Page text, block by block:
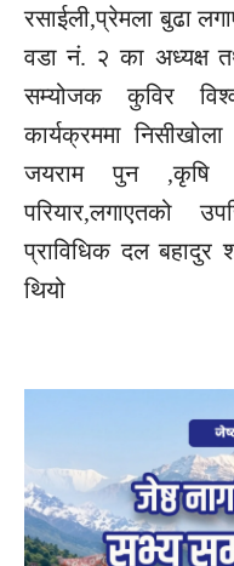
रसाईली,प्रेमला बुढा
वडा नं. २ का अध्यक्ष
सम्योजक कुविर
कार्यक्रममा
जयराम पुन ,कृषि
परियार,लगाएतको
प्राविधिक दल बहादुर
थियो